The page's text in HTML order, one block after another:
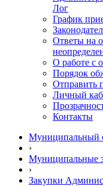
Лог
График
Ответы на
О работе с
Порядок
Отправить
Личный
Контакты
Муниципальный
›
Муниципальные
›
Закупки